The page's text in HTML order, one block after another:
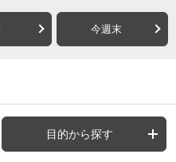
今週末
目的から探す